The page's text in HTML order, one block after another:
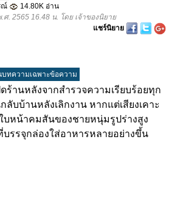
ณ์
14.80K อ่าน
. 2565 16.48 น. โดย เจ้าของนิยาย
แชร์นิยาย
บทความเฉพาะข้อความ
านหลังจากสำรวจความเรียบร้อยทุก
บบ้านหลังเลิกงาน หากแต่เสียงเคาะ
บหน้าคมสันของชายหนุ่มรูปร่างสูง
บรรจุกล่องใส่อาหารหลายอย่างขึ้น